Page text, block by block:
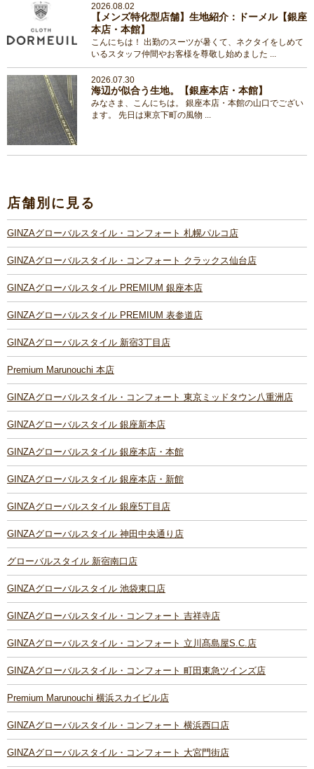
2026.08.02
【メンズ特化型店舗】生地紹介：ドーメル【銀座
本店・本館】
こんにちは！ 出勤のスーツが暑くて、ネクタイをしめて
いるスタッフ仲間やお客様を尊敬し始めました ...
2026.07.30
海辺が似合う生地。【銀座本店・本館】
みなさま、こんにちは。 銀座本店・本館の山口でござい
ます。 先日は東京下町の風物 ...
店舗別に見る
GINZAグローバルスタイル・コンフォート 札幌パルコ店
GINZAグローバルスタイル・コンフォート クラックス仙台店
GINZAグローバルスタイル PREMIUM 銀座本店
GINZAグローバルスタイル PREMIUM 表参道店
GINZAグローバルスタイル 新宿3丁目店
Premium Marunouchi 本店
GINZAグローバルスタイル・コンフォート 東京ミッドタウン八重洲店
GINZAグローバルスタイル 銀座新本店
GINZAグローバルスタイル 銀座本店・本館
GINZAグローバルスタイル 銀座本店・新館
GINZAグローバルスタイル 銀座5丁目店
GINZAグローバルスタイル 神田中央通り店
グローバルスタイル 新宿南口店
GINZAグローバルスタイル 池袋東口店
GINZAグローバルスタイル・コンフォート 吉祥寺店
GINZAグローバルスタイル・コンフォート 立川髙島屋S.C.店
GINZAグローバルスタイル・コンフォート 町田東急ツインズ店
Premium Marunouchi 横浜スカイビル店
GINZAグローバルスタイル・コンフォート 横浜西口店
GINZAグローバルスタイル・コンフォート 大宮門街店